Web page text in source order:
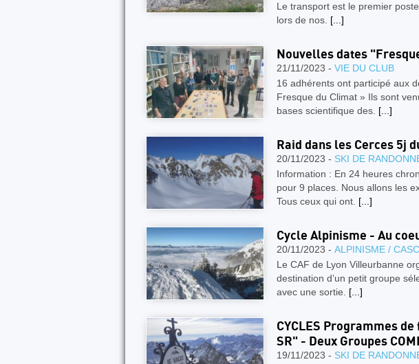
Le transport est le premier
lors de nos. [...]
Nouvelles dates
21/11/2023 - VIE DU CLUB
16 adhérents ont participé aux
Fresque du Climat » Ils sont
bases scientifique des. [...]
Raid dans les Cerces 5j
20/11/2023 - SKI DE
Information : En 24 heures
pour 9 places. Nous allons les
Tous ceux qui ont. [...]
Cycle Alpinisme - Au
20/11/2023 - ALPINISME /
Le CAF de Lyon Villeurbanne
destination d’un petit groupe
avec une sortie. [...]
CYCLES Programmes
SR" - Deux Groupes
19/11/2023 - SKI DE